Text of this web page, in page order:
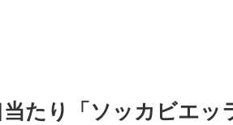
たり「ソッカビエッ